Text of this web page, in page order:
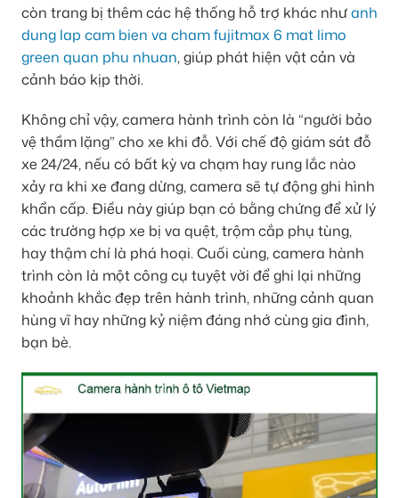
còn trang bị thêm các hệ thống hỗ trợ khác nhưanh
dung lap cam bien va cham fujitmax 6 mat limo
green quan phu nhuan, giúp phát hiện vật cản và
cảnh báo kịp thời.
Không chỉ vậy, camera hành trình còn là “người bảo
vệ thầm lặng” cho xe khi đỗ. Với chế độ giám sát đỗ
xe 24/24, nếu có bất kỳ va chạm hay rung lắc nào
xảy ra khi xe đang dừng, camera sẽ tự động ghi hình
khẩn cấp. Điều này giúp bạn có bằng chứng để xử lý
các trường hợp xe bị va quệt, trộm cắp phụ tùng,
hay thậm chí là phá hoại. Cuối cùng, camera hành
trình còn là một công cụ tuyệt vời để ghi lại những
khoảnh khắc đẹp trên hành trình, những cảnh quan
hùng vĩ hay những kỷ niệm đáng nhớ cùng gia đình,
bạn bè.